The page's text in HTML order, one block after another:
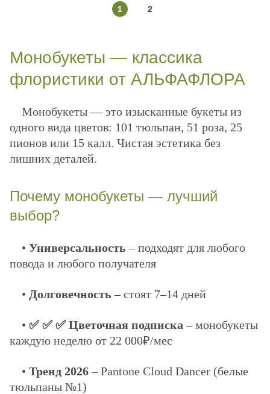
1 2
Монобукеты — классика
флористики от АЛЬФАФЛОРА
Монобукеты — это изысканные букеты из
одного вида цветов: 101 тюльпан, 51 роза, 25
пионов или 15 калл. Чистая эстетика без
лишних деталей.
Почему монобукеты — лучший
выбор?
• Универсальность– подходят для любого
повода и любого получателя
• Долговечность– стоят 7–14 дней
• ✅ ✅ ✅ Цветочная подписка– монобукеты
каждую неделю от 22 000₽/мес
• Тренд 2026– Pantone Cloud Dancer (белые
тюльпаны №1)